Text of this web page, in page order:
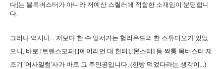
다]는 블록버스터가 아니라 저예산 스릴러에 적합한 소재임이 분명합니
다.
그러나 역시나... 저보다 한 수 앞서가는 헐리우드의 한 스튜디오가 있었
으니, 바로 [트랜스모퍼],[에이리언 대 헌터],[몬스터] 등 짝퉁 목버스터 제
조기 '어사일럼'사가 바로 그 주인공입니다. (한방 먹었다라는 생각이...)